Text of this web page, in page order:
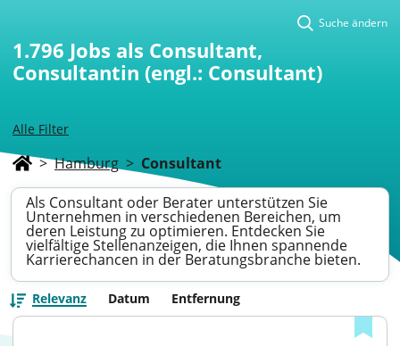
Alle Filter
Suche ändern
1.796 Jobs als Consultant,
Consultantin (engl.: Consultant)
> Hamburg > Consultant
Als Consultant oder Berater unterstützen Sie
Unternehmen in verschiedenen Bereichen, um
deren Leistung zu optimieren. Entdecken Sie
vielfältige Stellenanzeigen, die Ihnen spannende
Karrierechancen in der Beratungsbranche bieten.
Relevanz Datum Entfernung